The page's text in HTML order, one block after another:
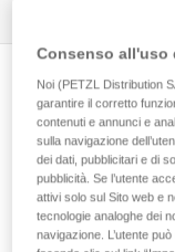
Quale
Consenso all'uso
Noi (PETZL Distribution
garantire il corretto
contenuti e annunci e
sulla navigazione
dei dati, pubblicitari e di
pubblicità. Se l’utente
attivi solo sul Sito web e
tecnologie analoghe dei
navigazione. L’utente